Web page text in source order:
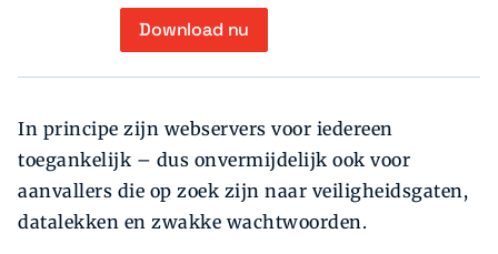
Download nu
In principe zijn webservers voor iedereen
toegankelijk – dus onvermijdelijk ook voor
aanvallers die op zoek zijn naar veiligheidsgaten,
datalekken en zwakke wachtwoorden.